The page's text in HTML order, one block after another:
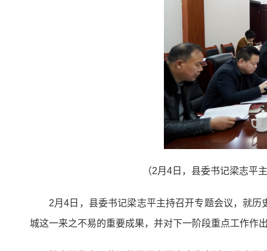
（2月4日，县委书记梁志平
2月4日，县委书记梁志平主持召开专题会议，就
城这一来之不易的重要成果，并对下一阶段重点工作作